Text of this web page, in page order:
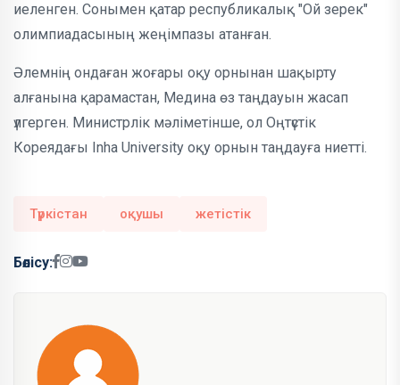
иеленген. Сонымен қатар республикалық "Ой зерек"
олимпиадасының жеңімпазы атанған.
Әлемнің ондаған жоғары оқу орнынан шақырту
алғанына қарамастан, Медина өз таңдауын жасап
үлгерген. Министрлік мәліметінше, ол Оңтүстік
Кореядағы Inha University оқу орнын таңдауға ниетті.
Түркістан оқушы жетістік
Бөлісу: